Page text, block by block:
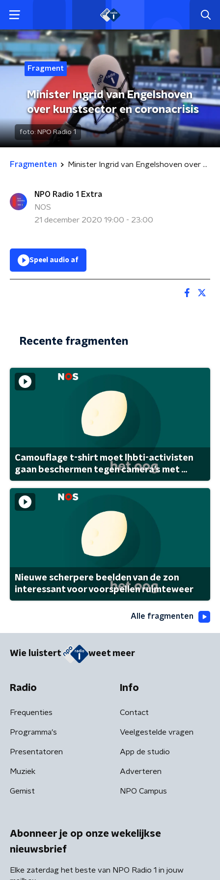
Fragment
Minister Ingrid van Engelshoven
over kunstsector en coronacrisis
foto: NPO Radio 1
Fragmenten Minister Ingrid van Engelshoven over kunstsector en coronacrisis
NPO Radio 1 Extra
NOS
21 december 2020 19:00 - 23:00
Speel audio af
Recente fragmenten
Camouflage t-shirt moet lhbti-activisten
gaan beschermen tegen camera's met ...
Nieuwe scherpere beelden van de zon
interessant voor voorspellen ruimteweer
Alle fragmenten
Wie luistert weet meer
Radio
Frequenties
Programma's
Presentatoren
Muziek
Gemist
Info
Contact
Veelgestelde vragen
App de studio
Adverteren
NPO Campus
Abonneer je op onze wekelijkse
nieuwsbrief
Elke zaterdag het beste van NPO Radio 1 in jouw